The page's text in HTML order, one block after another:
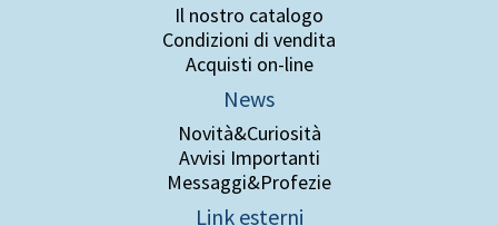
Il nostro catalogo
Condizioni di vendita
Acquisti on-line
News
Novità&Curiosità
Avvisi Importanti
Messaggi&Profezie
Link esterni